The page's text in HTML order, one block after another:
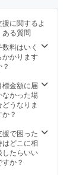
カーテ
ル台本
(永島真
之介使
用／サ
イン入
援に関するよ
ある質問
数料はいく
かかります
標金額に届
なかった場
どうなりま
か？
援で困った
はどこに相
したらいい
すか？